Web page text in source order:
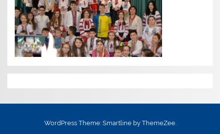
WordPress Theme: Smartline by ThemeZee.